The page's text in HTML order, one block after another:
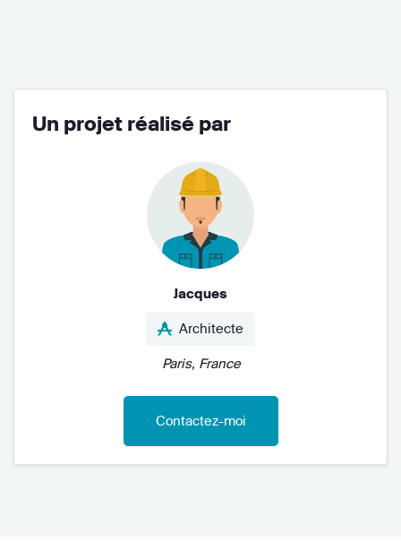
Un projet réalisé par
Jacques
Architecte
Paris, France
Contactez-moi